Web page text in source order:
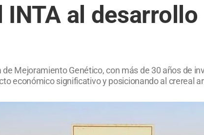
INTA al
Mejoramiento Genético, con más de 30 años de
económico significativo y posicionando al crereal